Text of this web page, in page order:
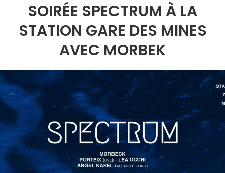
SOIRÉE SPECTRUM À LA
STATION GARE DES MINES
AVEC MORBEK